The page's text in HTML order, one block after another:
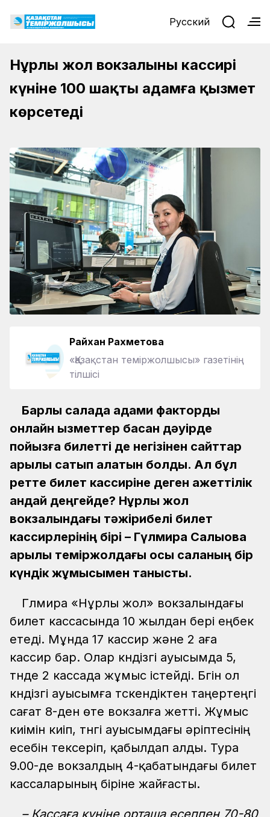
Русский
Нұрлы жол вокзалының кассирі
күніне 100 шақты адамға қызмет
көрсетеді
Райхан Рахметова
«Қазақстан теміржолшысы» газетінің
тілшісі
Барлық салада адами факторды
онлайн қызметтер басқан дәуірде
пойызға билетті де негізінен сайттар
арқылы сатып алатын болдық. Ал бұл
ретте билет кассиріне деген қажеттілік
қандай деңгейде? Нұрлы жол
вокзалындағы тәжірибелі билет
кассирлерінің бірі – Гүлмира Салықова
арқылы теміржолдағы осы саланың бір
күндік жұмысымен таныстық.
Гүлмира «Нұрлы жол» вокзалындағы
билет кассасында 10 жылдан бері еңбек
етеді. Мұнда 17 кассир және 2 аға
кассир бар. Олар күндізгі ауысымда 5,
түнде 2 кассада жұмыс істейді. Бүгін ол
күндізгі ауысымға түскендіктен таңертеңгі
сағат 8-ден өте вокзалға жетті. Жұмыс
киімін киіп, түнгі ауысымдағы әріптесінің
есебін тексеріп, қабылдап алды. Тура
9.00-де вокзалдың 4-қабатындағы билет
кассаларының біріне жайғасты.
– Кассаға күніне орташа есеппен 70-80